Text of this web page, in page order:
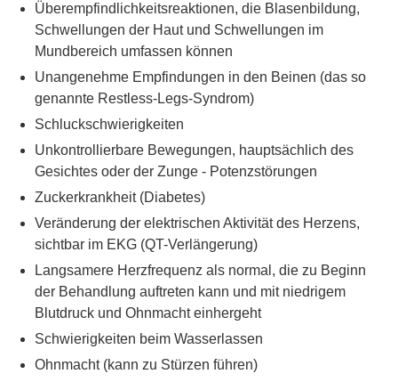
Überempfindlichkeitsreaktionen, die Blasenbildung,
Schwellungen der Haut und Schwellungen im
Mundbereich umfassen können
Unangenehme Empfindungen in den Beinen (das so
genannte Restless-Legs-Syndrom)
Schluckschwierigkeiten
Unkontrollierbare Bewegungen, hauptsächlich des
Gesichtes oder der Zunge - Potenzstörungen
Zuckerkrankheit (Diabetes)
Veränderung der elektrischen Aktivität des Herzens,
sichtbar im EKG (QT-Verlängerung)
Langsamere Herzfrequenz als normal, die zu Beginn
der Behandlung auftreten kann und mit niedrigem
Blutdruck und Ohnmacht einhergeht
Schwierigkeiten beim Wasserlassen
Ohnmacht (kann zu Stürzen führen)